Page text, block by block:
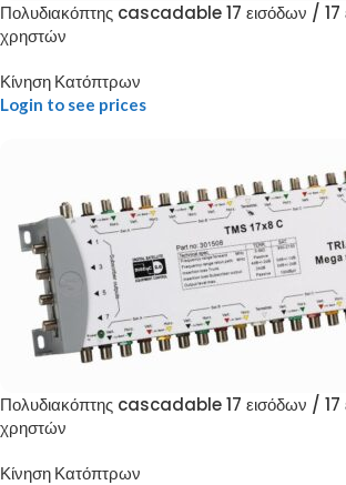
Πολυδιακόπτης cascadable 17 εισόδων /
χρηστών
Κίνηση Κατόπτρων
Login to see prices
Πολυδιακόπτης cascadable 17 εισόδων /
χρηστών
Κίνηση Κατόπτρων